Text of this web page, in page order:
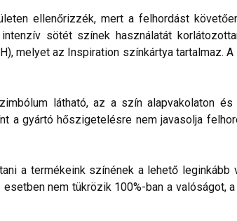
ellenőrizzék, mert a felhordást
sötét színek használatát
melyet az Inspiration színkártya tartalmaz.
látható, az a szín alapvakolaton
a gyártó hőszigetelésre nem javasolja
a termékeink színének a lehető
nem tükrözik 100%-ban a valóságot,